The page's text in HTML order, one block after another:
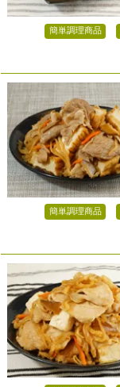
簡単調理商品
簡単調理商品